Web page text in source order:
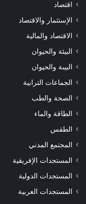
اقتصاد
الإستثمار والاقتصاد
الاقتصاد والمالية
البيئة والحيوان
البيىة والحيوان
الجماعات الترابية
الصحة والطب
الطاقة والماء
الطقس
المجتمع المدني
المستجدات الإفريقية
المستجدات الدولية
المستجدات العربية